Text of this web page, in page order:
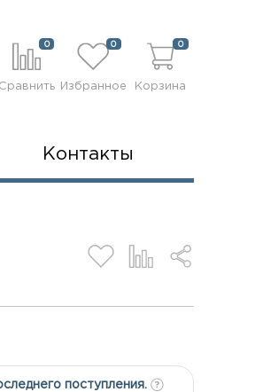
0
Сравнить
0
Избранное
0
Корзина
Контакты
поступления.